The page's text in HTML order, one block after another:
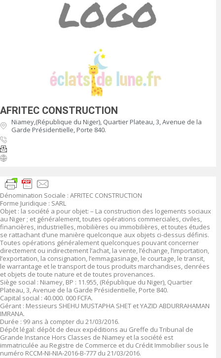
AFRITEC CONSTRUCTION
Niamey,(République du Niger), Quartier Plateau, 3, Avenue de la
Garde Présidentielle, Porte 840.
Dénomination Sociale : AFRITEC CONSTRUCTION
Forme Juridique : SARL
Objet : la société a pour objet: – La construction des logements sociaux
au Niger ; et généralement, toutes opérations commerciales, civiles,
financières, industrielles, mobilières ou immobilières, et toutes études
se rattachant d’une manière quelconque aux objets ci-dessus définis.
Toutes opérations généralement quelconques pouvant concerner
directement ou indirectement l’achat, la vente, l’échange, l’importation,
l’exportation, la consignation, l’emmagasinage, le courtage, le transit,
le warrantage et le transport de tous produits marchandises, denrées
et objets de toute nature et de toutes provenances.
Siège social : Niamey, BP : 11.955, (République du Niger), Quartier
Plateau, 3, Avenue de la Garde Présidentielle, Porte 840.
Capital social : 40.000. 000 FCFA.
Gérant : Messieurs SHEHU MUSTAPHA SHET et YAZID ABDURRAHAMAN
IMRANA.
Durée : 99 ans à compter du 21/03/2016.
Dépôt légal: dépôt de deux expéditions au Greffe du Tribunal de
Grande Instance Hors Classes de Niamey et la société est
immatriculée au Registre de Commerce et du Crédit Immobilier sous le
numéro RCCM-NI-NIA-2016-B-777 du 21/03/2016.